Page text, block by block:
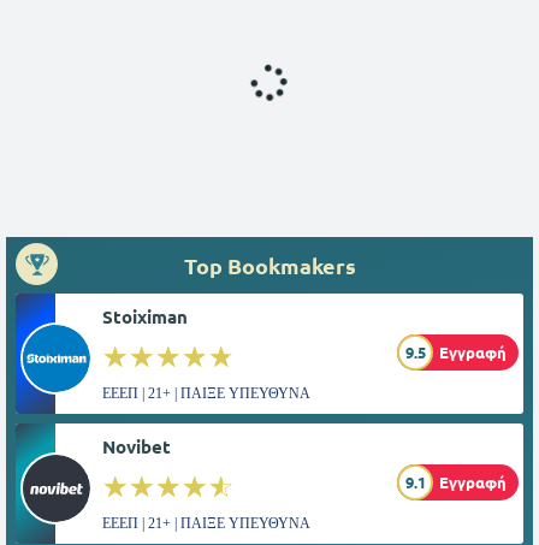
Top Bookmakers
Stoiximan
☆☆☆☆☆
★★★★★ 9.5 Εγγραφή
ΕΕΕΠ | 21+ | ΠΑΙΞΕ ΥΠΕΥΘΥΝΑ
Novibet
☆☆☆☆☆
★★★★★ 9.1 Εγγραφή
ΕΕΕΠ | 21+ | ΠΑΙΞΕ ΥΠΕΥΘΥΝΑ